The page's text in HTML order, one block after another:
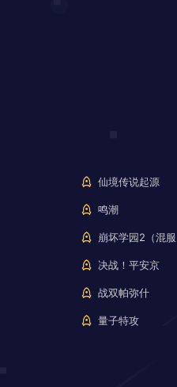
仙境传说起源
鸣潮
崩坏学园2（混服
决战！平安京
战双帕弥什
量子特攻